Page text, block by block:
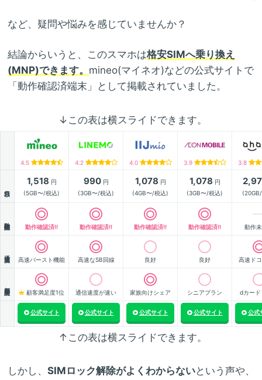
など、疑問や悩みを感じていませんか？
結論からいうと、このスマホは格安SIMへ乗り換え
(MNP)できます。 mineo(マイネオ)などの公式サイトで
「動作確認済端末」として掲載されていました。
↓この表は横スライドできます。
4.5 4.2 4.0 3.9 3.8
1,518 円
(5GB〜/税込)
990円
(3GB〜/税込)
1,078 円
(4GB〜/税込)
1,078 円
(3GB〜/税込)
動作確認済!! 動作確認済!! 動作確認済!! 動作確認済!! 動作
高速バースト機能 高速なSB回線 良好 良好 高速ド
顧客満足度1位 通信速度が速い 家族向けシェア シニアプラン dカード
公式サイト 公式サイト 公式サイト 公式サイト 公式
↑この表は横スライドできます。
しかし、 SIMロック解除がよくわからないという声や、